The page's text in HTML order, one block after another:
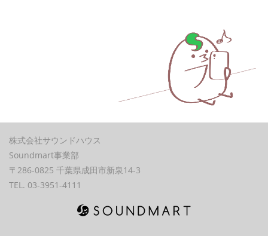
株式会社サウンドハウス
Soundmart事業部
〒286-0825 千葉県成田市新泉14-3
TEL. 03-3951-4111